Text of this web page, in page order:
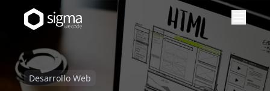
Desarrollo Web